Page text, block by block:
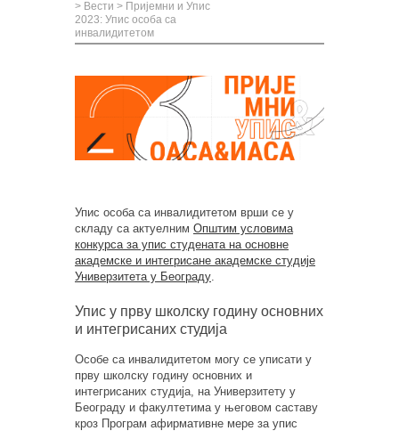
> Вести > Пријемни и Упис
2023: Упис особа са
инвалидитетом
Упис особа са инвалидитетом врши се у
складу са актуелним Општим условима
конкурса за упис студената на основне
академске и интегрисане академске студије
Универзитета у Београду
Упис у прву школску годину основних
и интегрисаних студија
Особе са инвалидитетом могу се уписати у
прву школску годину основних и
интегрисаних студија, на Универзитету у
Београду и факултетима у његовом саставу
кроз Програм афирмативне мере за упис